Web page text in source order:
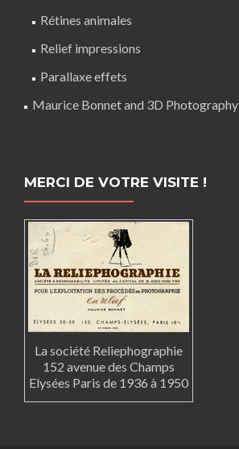
Rétines animales
Relief impressions
Parallaxe effets
Maurice Bonnet and 3D Photography
MERCI DE VOTRE VISITE !
La société Reliephographie
152 avenue des Champs
Elysées Paris de 1936 à 1950